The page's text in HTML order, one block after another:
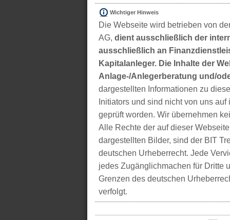
Wichtiger Hinweis
Die Webseite wird betrieben von
AG, dient ausschließlich der
ausschließlich an
Kapitalanleger. Die Inhalte der
Anlage-/Anlegerberatung und/
dargestellten Informationen zu
Initiators und sind nicht von uns
geprüft worden. Wir übernehmen
Alle Rechte der auf dieser
dargestellten Bilder, sind der BIT
deutschen Urheberrecht. Jede
jedes Zugänglichmachen für Dritte
Grenzen des deutschen
verfolgt.